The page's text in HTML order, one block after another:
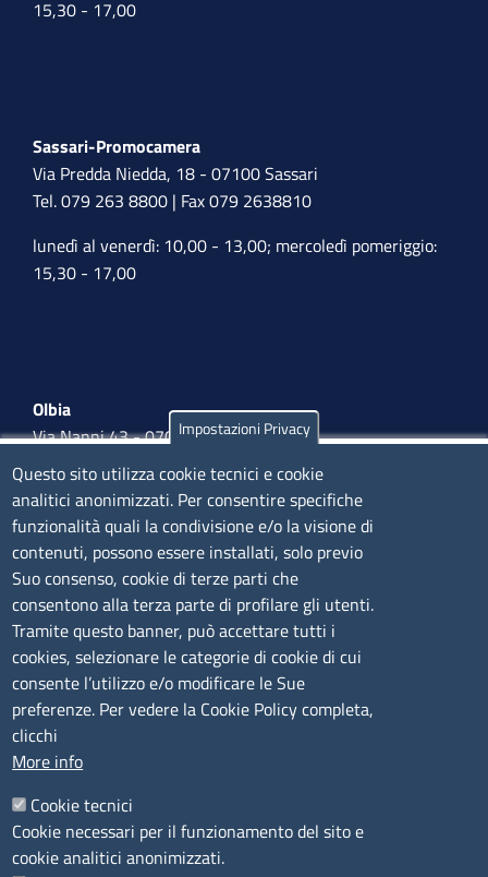
15,30 - 17,00
Sassari-Promocamera
Via Predda Niedda, 18 - 07100 Sassari
Tel. 079 263 8800 | Fax 079 2638810
lunedì al venerdì: 10,00 - 13,00; mercoledì pomeriggio:
15,30 - 17,00
Olbia
Via Nanni 43 - 07026 Olbia
Tel. 0789 66122 | 0789 69580
mail: ufficio.olbia@ss.camcom.it
lunedì al venerdì: 9,00 - 12,00; lunedì pomeriggio: 16,00
- 17,00
CONTATTI
Camera di Commercio, Industria, Artigianato e
Agricoltura di Sassari
PEC
P.IVA01047570906
Codice Fiscale
Codice Univoco per le fatture elettroniche: UFPXFS
Impostazioni Privacy
Questo sito utilizza cookie tecnici e cookie
analitici anonimizzati. Per consentire specifiche
funzionalità quali la condivisione e/o la visione di
contenuti, possono essere installati, solo previo
Suo consenso, cookie di terze parti che
consentono alla terza parte di profilare gli utenti.
Tramite questo banner, può accettare tutti i
cookies, selezionare le categorie di cookie di cui
consente l’utilizzo e/o modificare le Sue
preferenze. Per vedere la Cookie Policy completa,
clicchi
More info
Cookie tecnici
Cookie necessari per il funzionamento del sito e
cookie analitici anonimizzati.